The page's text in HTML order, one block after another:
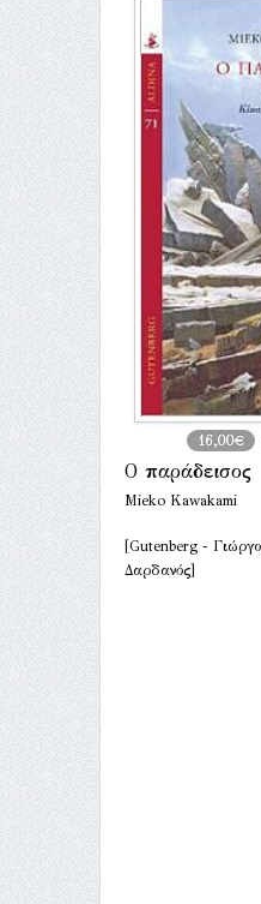
16,00€
Ο παράδεισος
Mieko Kawakami
[Gutenberg -
Δαρδανός]